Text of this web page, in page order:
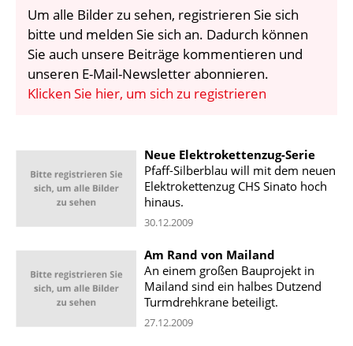
BIBLIOTHEK
KRAN & BÜHNE
MEDIADATEN
WÄHRUNGSRECHNER
KONTAKT
Um alle Bilder zu sehen, registrieren Sie sich
bitte und melden Sie sich an. Dadurch können
Sie auch unsere Beiträge kommentieren und
unseren E-Mail-Newsletter abonnieren.
Klicken Sie hier, um sich zu registrieren
Neue Elektrokettenzug-Serie
Pfaff-Silberblau will mit dem neuen
Elektrokettenzug CHS Sinato hoch
hinaus.
30.12.2009
Am Rand von Mailand
An einem großen Bauprojekt in
Mailand sind ein halbes Dutzend
Turmdrehkrane beteiligt.
27.12.2009